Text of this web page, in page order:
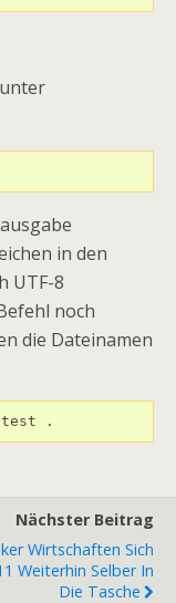
in den
UTF-8
noch
die Dateinamen
.
Nächster Beitrag
Wirtschaften Sich
Weiterhin Selber In
Die Tasche